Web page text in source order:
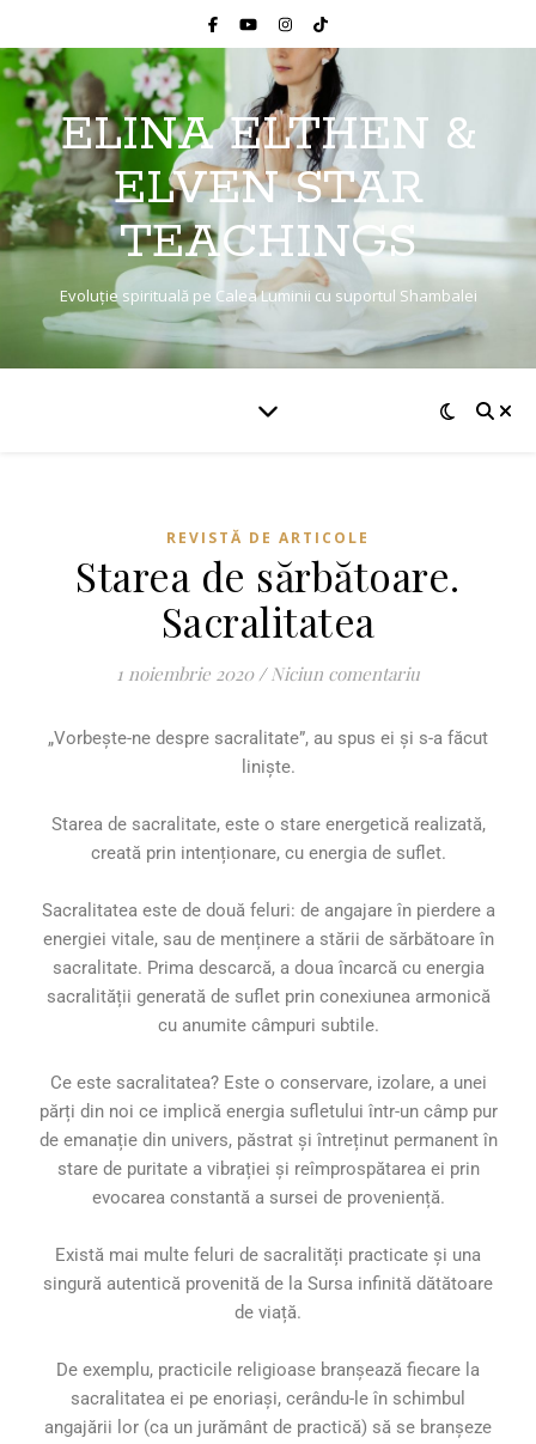
ELINA ELTHEN &
ELVEN STAR
TEACHINGS
Evoluție spirituală pe Calea Luminii cu suportul Shambalei
REVISTĂ DE ARTICOLE
Starea de sărbătoare.
Sacralitatea
1 noiembrie 2020 / Niciun comentariu
„Vorbește-ne despre sacralitate”, au spus ei și s-a făcut
liniște.
Starea de sacralitate, este o stare energetică realizată,
creată prin intenționare, cu energia de suflet.
Sacralitatea este de două feluri: de angajare în pierdere a
energiei vitale, sau de menținere a stării de sărbătoare în
sacralitate. Prima descarcă, a doua încarcă cu energia
sacralității generată de suflet prin conexiunea armonică
cu anumite câmpuri subtile.
Ce este sacralitatea? Este o conservare, izolare, a unei
părți din noi ce implică energia sufletului într-un câmp pur
de emanație din univers, păstrat și întreținut permanent în
stare de puritate a vibrației și reîmprospătarea ei prin
evocarea constantă a sursei de proveniență.
Există mai multe feluri de sacralități practicate și una
singură autentică provenită de la Sursa infinită dătătoare
de viață.
De exemplu, practicile religioase branșează fiecare la
sacralitatea ei pe enoriași, cerându-le în schimbul
angajării lor (ca un jurământ de practică) să se branșeze